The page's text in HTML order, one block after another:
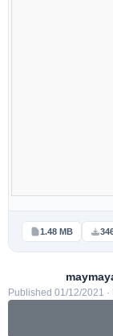
1.48 MB
Published 01/12/2021